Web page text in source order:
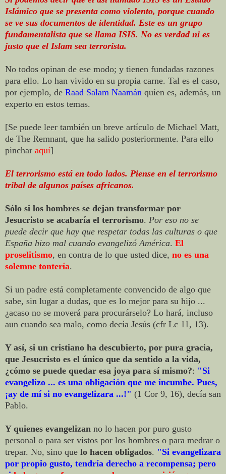
Islámico que se presenta como violento, porque cuando
se ve sus documentos de identidad. Este es un grupo
fundamentalista que se llama ISIS. No es verdad ni es
justo que el Islam sea terrorista.
No todos opinan de ese modo; y tienen fundadas razones
para ello. Lo han vivido en su propia carne. Tal es el caso,
por ejemplo, de Raad Salam Naamán quien es, además, un
experto en estos temas.
[Se puede leer también un breve artículo de Michael Matt,
de The Remnant, que ha salido posteriormente. Para ello
pinchar aquí]
El terrorismo está en todo lados. Piense en el terrorismo
tribal de algunos países africanos.
Sólo si los hombres se dejan transformar por
Jesucristo se acabaría el terrorismo. Por eso no se
puede decir que hay que respetar todas las culturas o que
España hizo mal cuando evangelizó América. El
proselitismo, en contra de lo que usted dice, no es una
solemne tontería.
Si un padre está completamente convencido de algo que
sabe, sin lugar a dudas, que es lo mejor para su hijo ...
¿acaso no se moverá para procurárselo? Lo hará, incluso
aun cuando sea malo, como decía Jesús (cfr Lc 11, 13).
Y así, si un cristiano ha descubierto, por pura gracia,
que Jesucristo es el único que da sentido a la vida,
¿cómo se puede quedar esa joya para sí mismo?: "Si
evangelizo ... es una obligación que me incumbe. Pues,
¡ay de mí si no evangelizara ...!" (1 Cor 9, 16), decía san
Pablo.
Y quienes evangelizan no lo hacen por puro gusto
personal o para ser vistos por los hombres o para medrar o
trepar. No, sino que lo hacen obligados. "Si evangelizara
por propio gusto, tendría derecho a recompensa; pero